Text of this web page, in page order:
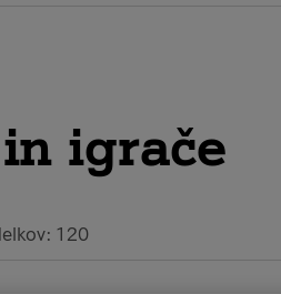
igrače
120